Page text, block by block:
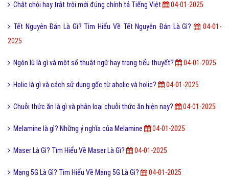
Chật chội hay trật trội mới đúng chính tả Tiếng Việt 04-01-2025
Tết Nguyên Đán Là Gì? Tìm Hiểu Về Tết Nguyên Đán Là Gì?
04-01-
2025
Ngôn lù là gì và một số thuật ngữ hay trong tiểu thuyết? 04-01-2025
Holic là gì và cách sử dụng gốc từ aholic và holic? 04-01-2025
Chuỗi thức ăn là gì và phân loại chuỗi thức ăn hiện nay? 04-01-2025
Melamine là gì? Những ý nghĩa của Melamine 04-01-2025
Maser Là Gì? Tìm Hiểu Về Maser Là Gì? 04-01-2025
Mạng 5G Là Gì? Tìm Hiểu Về Mạng 5G Là Gì? 04-01-2025